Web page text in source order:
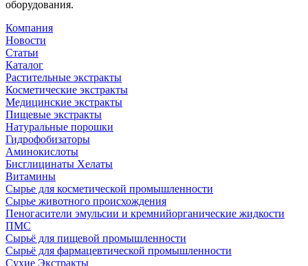
оборудования.
Компания
Новости
Статьи
Каталог
Растительные экстракты
Косметические экстракты
Медицинские экстракты
Пищевые экстракты
Натуральные порошки
Гидрофобизаторы
Аминокислоты
Бисглицинаты Хелаты
Витамины
Сырье для косметической промышленности
Сырье животного происхождения
Пеногасители эмульсии и кремнийорганические жидкости
ПМС
Сырьё для пищевой промышленности
Сырьё для фармацевтической промышленности
Сухие Экстракты